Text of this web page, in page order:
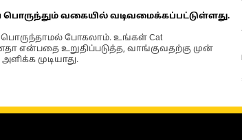
வகையில் வடிவமைக்கப்பட்டுள்ளது.
பொருந்தாமல் போகலாம். உங்கள் Cat
என்பதை உறுதிப்படுத்த, வாங்குவதற்கு முன்
முடியாது.